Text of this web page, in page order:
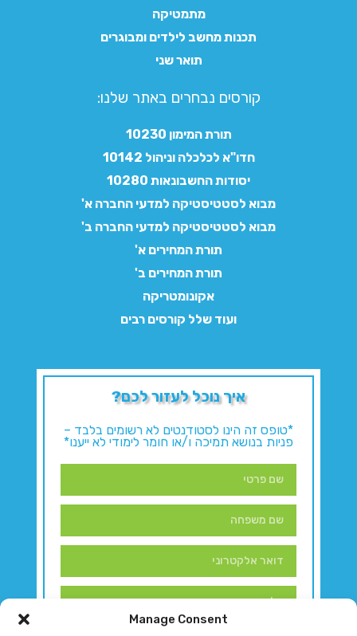
Manage Consent
מתמטיקה
תכנות מחשב לילדים ומבוגרים
תואר שני
קורסים נבחרים באתר שלנו:​
תורת המימון 10230
חדו"א לכלכלה וניהול 10142
יסודות החשבונאות 10280
מבוא לסטטיסטיקה למדעי החברה א'
מבוא לסטטיסטיקה למדעי החברה ב'
תורת המחירים א'
תורת המחירים ב'
אקונומטריקה
ועוד שלל קורסים רבים
איך נוכל לעזור לכם?
*טופס זה הינו לסטודנטים לא רשומים בלבד –
פניות בנושא תמיכה ו/או חומר לימודי לא ייענו*